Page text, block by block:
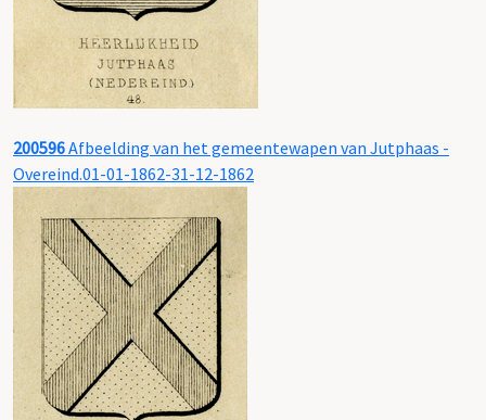
200596Afbeelding van het gemeentewapen van Jutphaas -
Overeind.01-01-1862-31-12-1862